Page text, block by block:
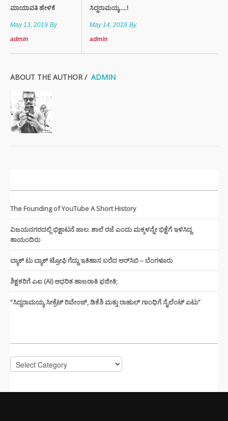
ಮಾಯಾವತಿ ಹೇಳಿಕೆ
May 13, 2019 By
admin
ಸಿದ್ದರಾಮಯ್ಯ.....!
May 14, 2019 By
admin
ABOUT THE AUTHOR / ADMIN
The Founding of YouTube A Short History
ವಿಜಯನಗರದಲ್ಲಿ ಭಿಕ್ಷಾಟನೆ ಜಾಲ: ಶಾಲೆ ರಜೆ ಎಂದು ಮಕ್ಕಳನ್ನೇ ಭಿಕ್ಷೆಗೆ ಇಳಿಸಿದ್ದ
ತಾಯಂದಿರು
ಬ್ಯಾಕ್ ಟು ಬ್ಯಾಕ್ ಟ್ರೋಫಿ ಗೆದ್ದು ಇತಿಹಾಸ ಬರೆದ ಆರ್‌ಸಿಬಿ – ಬೆಂಗಳೂರು
ಶಿಕ್ಷಕರಿಗೆ ಎಐ (AI) ಆಧರಿತ ಹಾಜರಾತಿ ಫಜೀತಿ;
“ಸಿದ್ದರಾಮಯ್ಯ ಸೀಕ್ರೆಟ್ ರಿವೇಂಜ್‌, ಡಿಕೆಶಿ ಮತ್ತು ರಾಹುಲ್‌ ಗಾಂಧಿಗೆ ಸೈಲೆಂಟ್ ಏಟು”
Categories